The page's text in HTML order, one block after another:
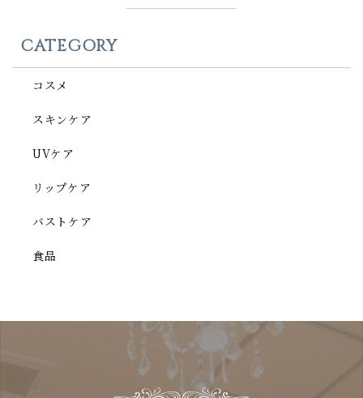
CATEGORY
コスメ
スキンケア
UVケア
リップケア
バストケア
食品